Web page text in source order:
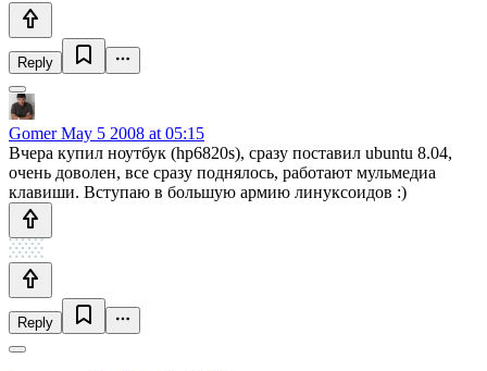
Reply
GomerMay 5 2008 at 05:15
Вчера купил ноутбук (hp6820s), сразу поставил ubuntu 8.04,
очень доволен, все сразу поднялось, работают мульмедиа
клавиши. Вступаю в большую армию линуксоидов :)
Reply